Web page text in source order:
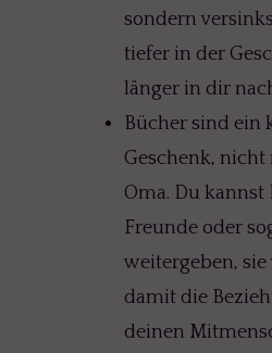
sondern
tiefer in der
länger in dir
Bücher sind ein
Geschenk,
Oma. Du kannst
Freunde oder
weitergeben,
damit die
deinen